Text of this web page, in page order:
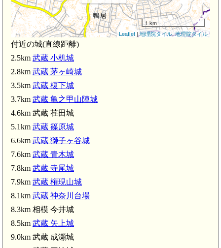
1 km
Leaflet |地理院タイル,地理院タイル
付近の城(直線距離)
2.5km 武蔵 小机城
2.8km 武蔵 茅ヶ崎城
3.5km 武蔵 榎下城
3.7km 武蔵 亀之甲山陣城
4.6km 武蔵 荏田城
5.1km 武蔵 篠原城
6.6km 武蔵 獅子ヶ谷城
7.6km 武蔵 青木城
7.8km 武蔵 寺尾城
7.9km 武蔵 権現山城
8.1km 武蔵 神奈川台場
8.3km 相模 今井城
8.5km 武蔵 矢上城
9.0km 武蔵 成瀬城